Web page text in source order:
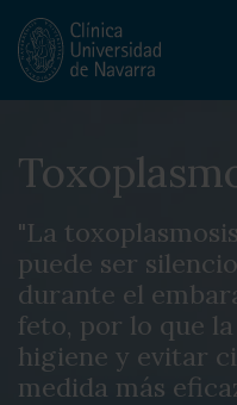
"La
puede ser
durante el
feto, por lo que
higiene y evitar
medida más